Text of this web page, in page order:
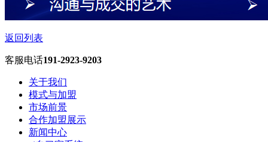
返回列表
客服电话191-2923-9203
关于我们
模式与加盟
市场前景
合作加盟展示
新闻中心